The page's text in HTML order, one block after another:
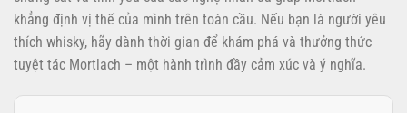
khẳng định vị thế của mình trên toàn cầu. Nếu bạn là người yêu
thích whisky, hãy dành thời gian để khám phá và thưởng thức
tuyệt tác Mortlach – một hành trình đầy cảm xúc và ý nghĩa.